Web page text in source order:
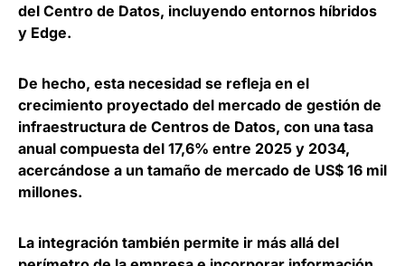
del Centro de Datos, incluyendo entornos híbridos
y Edge.
De hecho, esta necesidad se refleja en el
crecimiento proyectado del mercado de gestión de
infraestructura de Centros de Datos, con una tasa
anual compuesta del 17,6% entre 2025 y 2034,
acercándose a un tamaño de mercado de US$ 16 mil
millones.
La integración también permite ir más allá del